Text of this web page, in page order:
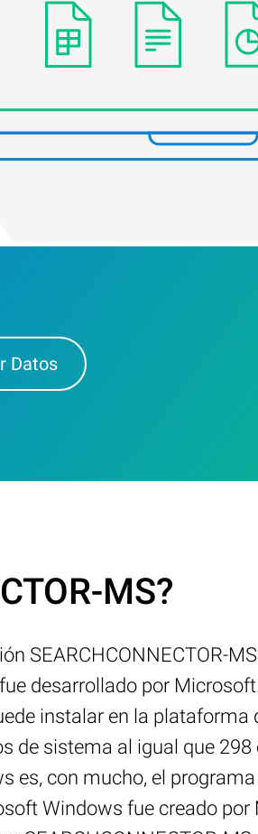
Datos
MS?
SEARCHCONNECTOR-
desarrollado por
instalar en la
de sistema al igual que
es, con mucho, el
Windows fue creado